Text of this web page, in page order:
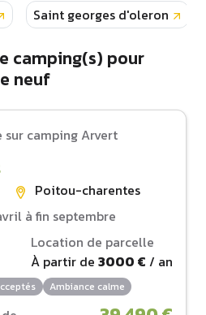
Saint georges d'oleron
camping(s) pour
neuf
Poitou-charentes
à fin septembre
Location de parcelle
À partir de 3000 € / an
Ambiance calme